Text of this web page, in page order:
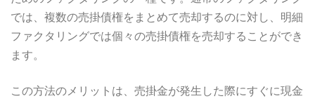
では、複数の売掛債権をまとめて売却するのに対し、明細
ファクタリングでは個々の売掛債権を売却することができ
ます。
この方法のメリットは、売掛金が発生した際にすぐに現金